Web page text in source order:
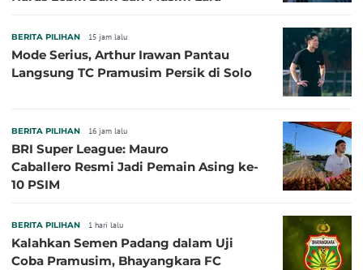
BERITA PILIHAN 15 jam lalu
Mode Serius, Arthur Irawan Pantau
Langsung TC Pramusim Persik di Solo
BERITA PILIHAN 16 jam lalu
BRI Super League: Mauro
Caballero Resmi Jadi Pemain Asing ke-
10 PSIM
BERITA PILIHAN 1 hari lalu
Kalahkan Semen Padang dalam Uji
Coba Pramusim, Bhayangkara FC